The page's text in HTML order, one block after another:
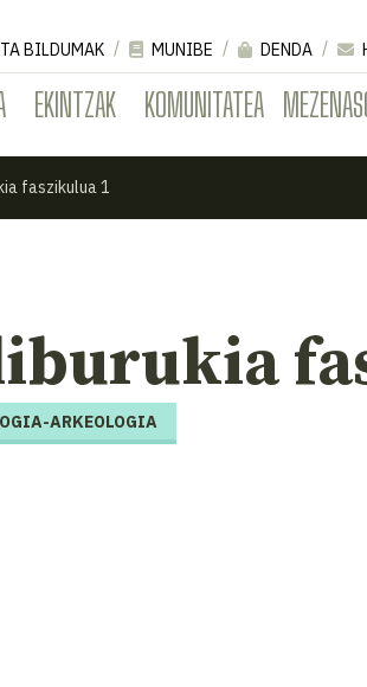
EKINTZAK KOMUNITATEA
BILDUMAK MUNIBE DENDA
faszikulua 1
ARKEOLOGIA